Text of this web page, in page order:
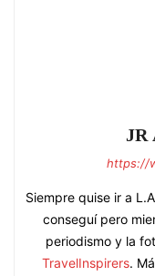
JR
https://
Siempre quise ir a
conseguí pero
periodismo y la
TravelInspirers.